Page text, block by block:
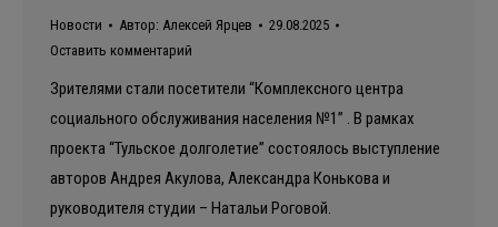
Новости Автор: Алексей Ярцев
29.08.2025
Оставить комментарий
Зрителями стали посетители “Комплексного центра
социального обслуживания населения №1” . В рамках
проекта “Тульское долголетие” состоялось выступление
авторов Андрея Акулова, Александра Конькова и
руководителя студии – Натальи Роговой.